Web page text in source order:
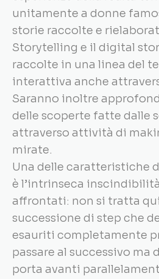
unitamente a donne
storie raccolte e
Storytelling e il digital
raccolte in una linea del
interattiva anche
Saranno inoltre
delle scoperte fatte dalle
attraverso attività di
mirate.
Una delle caratteristiche
è l’intrinseca
affrontati: non si tratta
successione di step che
esauriti completamente
passare al successivo ma
porta avanti